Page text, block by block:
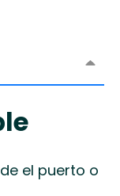
el puerto o